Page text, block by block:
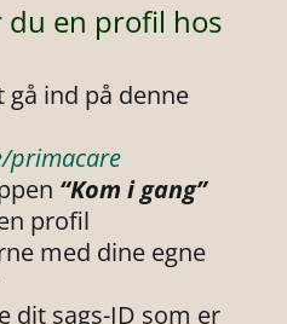
en profil hos
gå ind på denne
primacare
“Kom i gang”
profil
med dine egne
dit sags-ID som er